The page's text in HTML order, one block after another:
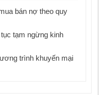
bán nợ theo quy
tạm ngừng kinh
trình khuyến mại